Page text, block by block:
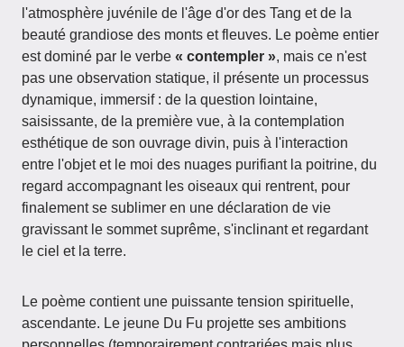
l'atmosphère juvénile de l'âge d'or des Tang et de la
beauté grandiose des monts et fleuves. Le poème entier
est dominé par le verbe « contempler », mais ce n'est
pas une observation statique, il présente un processus
dynamique, immersif : de la question lointaine,
saisissante, de la première vue, à la contemplation
esthétique de son ouvrage divin, puis à l'interaction
entre l'objet et le moi des nuages purifiant la poitrine, du
regard accompagnant les oiseaux qui rentrent, pour
finalement se sublimer en une déclaration de vie
gravissant le sommet suprême, s'inclinant et regardant
le ciel et la terre.
Le poème contient une puissante tension spirituelle,
ascendante. Le jeune Du Fu projette ses ambitions